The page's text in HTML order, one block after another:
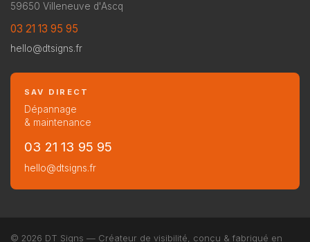
59650 Villeneuve d'Ascq
03 21 13 95 95
hello@dtsigns.fr
SAV DIRECT
Dépannage
& maintenance
03 21 13 95 95
hello@dtsigns.fr
© 2026 DT Signs — Créateur de visibilité, conçu & fabriqué en